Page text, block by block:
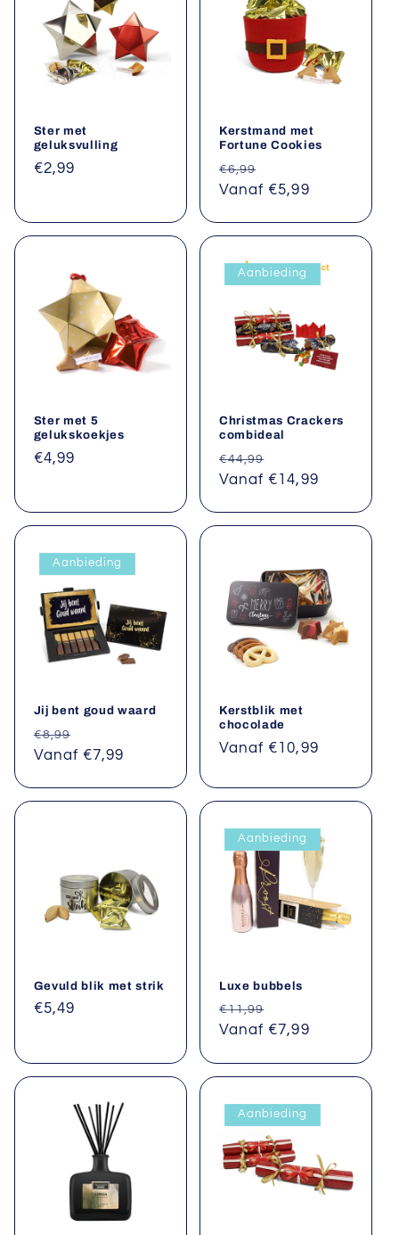
Ster met
geluksvulling
Normale
€2,99
Kerstmand met
Fortune Cookies
Normale
prijs
€6,99
Vanaf €5,99
Ster met 5
gelukskoekjes
Normale
€4,99
Aanbieding
Christmas Crackers
combideal
Normale
prijs
€44,99
Vanaf €14,99
Aanbieding
Jij bent goud waard
Normale
prijs
€8,99
Vanaf €7,99
Kerstblik met
chocolade
Normale
Vanaf €10,99
Gevuld blik met strik
Normale
€5,49
Aanbieding
Luxe bubbels
Normale
prijs
€11,99
Vanaf €7,99
Aanbieding